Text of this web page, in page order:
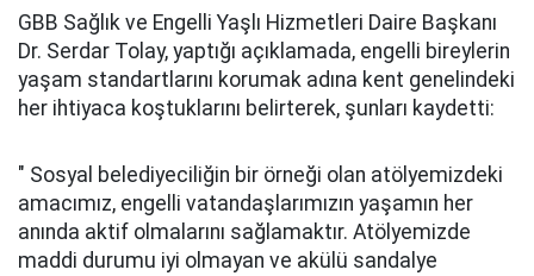
GBB Sağlık ve Engelli Yaşlı Hizmetleri Daire Başkanı
Dr. Serdar Tolay, yaptığı açıklamada, engelli bireylerin
yaşam standartlarını korumak adına kent genelindeki
her ihtiyaca koştuklarını belirterek, şunları kaydetti:
" Sosyal belediyeciliğin bir örneği olan atölyemizdeki
amacımız, engelli vatandaşlarımızın yaşamın her
anında aktif olmalarını sağlamaktır. Atölyemizde
maddi durumu iyi olmayan ve akülü sandalye